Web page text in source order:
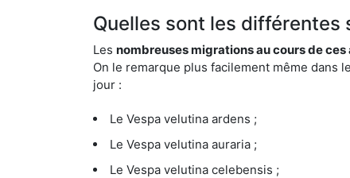
Quelles sont les
Les nombreuses migrations au cours de
On le remarque plus facilement même dans
jour :
Le Vespa velutina ardens ;
Le Vespa velutina auraria ;
Le Vespa velutina celebensis ;